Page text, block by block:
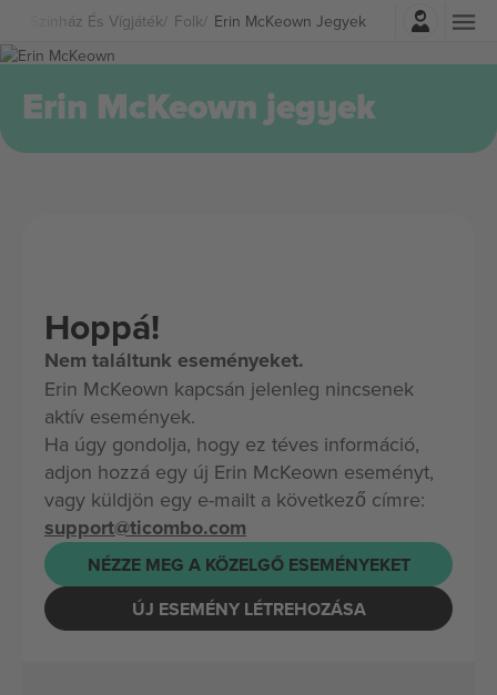
Színház És Vígjáték Folk Erin McKeown Jegyek
Belépés
Erin McKeown jegyek
Hoppá!
Nem találtunk eseményeket.
Erin McKeown kapcsán jelenleg nincsenek
aktív események.
Ha úgy gondolja, hogy ez téves információ,
adjon hozzá egy új Erin McKeown eseményt,
vagy küldjön egy e-mailt a következő címre:
support@ticombo.com
NÉZZE MEG A KÖZELGŐ ESEMÉNYEKET
ÚJ ESEMÉNY LÉTREHOZÁSA